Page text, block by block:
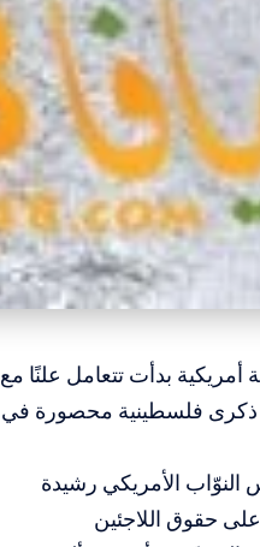
بدأت تتعامل علنًا مع
ذكرى فلسطينية محصورة في
النوّاب الأمريكي رشيدة
الـ٧٨ للنكبة، والتأكيد على حقوق اللاجئين